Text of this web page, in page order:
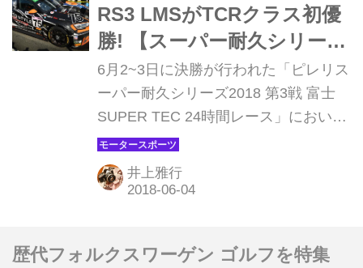
RS3 LMSがTCRクラス初優
勝! 【スーパー耐久シリーズ
Rd03】富士24時間 SUPER
TEC
6月2~3日に決勝が行われた「ピレリス
ーパー耐久シリーズ2018 第3戦 富士
SUPER TEC 24時間レース」におい
て、TCRクラス参戦の75号車m-1
CARFACTORY RS3 LMS（アウディ）
がチーム初勝利を達成。昨年より参戦
井上雅行
歴代フォルクスワーゲン ゴルフを特集